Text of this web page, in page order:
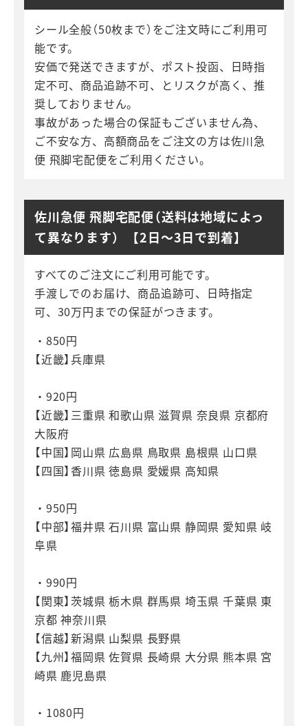
シール全般（50枚まで）をご注文時にご利用可
能です。
安価で発送できますが、ポスト投函、日時指
定不可、商品追跡不可、とリスクが高く、推
奨しておりません。
事故があった場合の保証もございません為、
ご不安な方、高額商品をご注文の方は佐川急
便 飛脚宅配便をご利用ください。
佐川急便 飛脚宅配便（送料は地域によっ
て異なります） 【2日～3日で到着】
すべてのご注文にご利用可能です。
手渡しでのお届け、商品追跡可、日時指定
可、30万円までの保証がつきます。
・850円
【近畿】兵庫県
・920円
【近畿】三重県 和歌山県 滋賀県 奈良県 京都府
大阪府
【中国】岡山県 広島県 鳥取県 島根県 山口県
【四国】香川県 徳島県 愛媛県 高知県
・950円
【中部】福井県 石川県 富山県 静岡県 愛知県 岐
阜県
・990円
【関東】茨城県 栃木県 群馬県 埼玉県 千葉県 東
京都 神奈川県
【信越】新潟県 山梨県 長野県
【九州】福岡県 佐賀県 長崎県 大分県 熊本県 宮
崎県 鹿児島県
・1080円